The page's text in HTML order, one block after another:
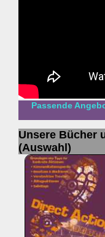
Passende
Unsere Bücher
(Auswahl)